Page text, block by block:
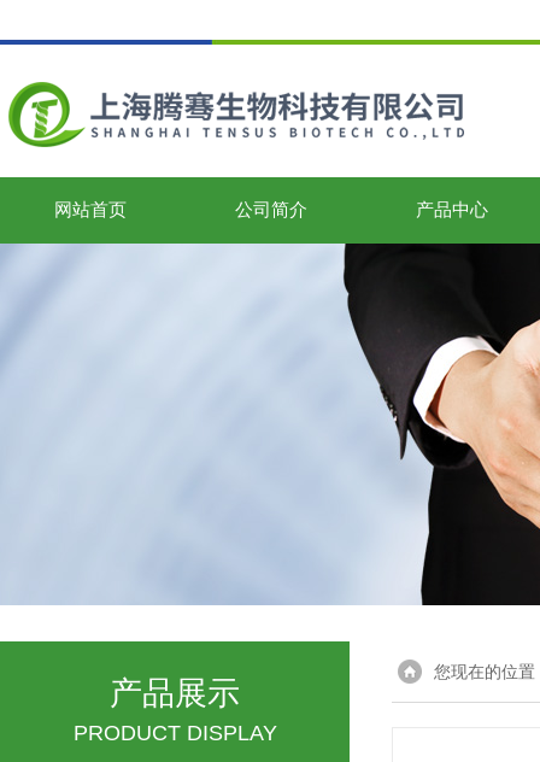
网站首页 公司简介 产品中心
产品展示
PRODUCT DISPLAY
您现在的位置